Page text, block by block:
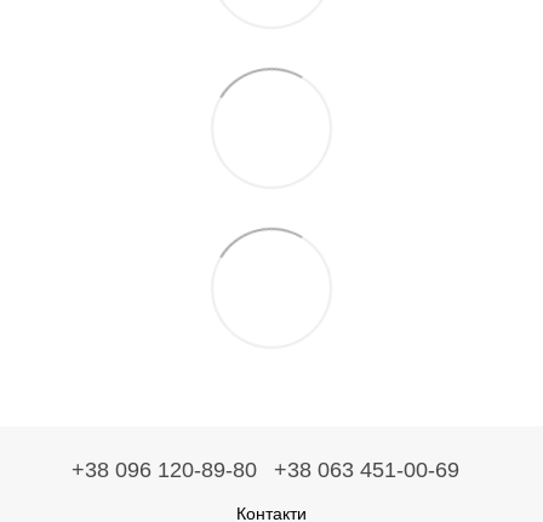
+38 096 120-89-80 +38 063 451-00-69
Контакти